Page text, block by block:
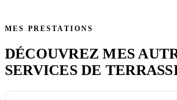
MES PRESTATIONS
DÉCOUVREZ MES
SERVICES DE